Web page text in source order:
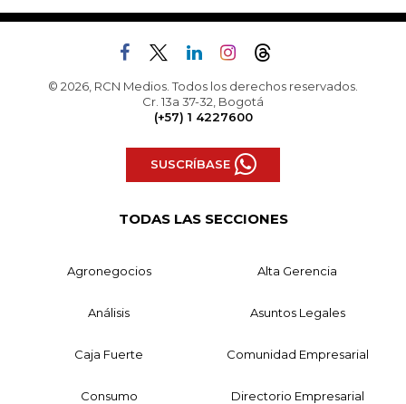
© 2026, RCN Medios. Todos los derechos reservados.
Cr. 13a 37-32, Bogotá
(+57) 1 4227600
SUSCRÍBASE
TODAS LAS SECCIONES
Agronegocios Alta Gerencia
Análisis Asuntos Legales
Caja Fuerte Comunidad Empresarial
Consumo Directorio Empresarial